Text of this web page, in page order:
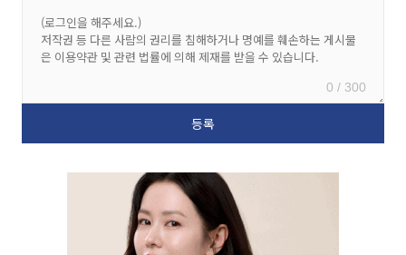
0 / 300